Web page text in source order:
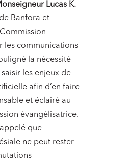
Lucas K.
Banfora et
les communications
la nécessité
les enjeux de
afin d’en faire
et éclairé au
évangélisatrice.
que
ne peut rester